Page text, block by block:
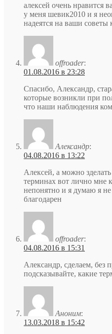
алексей очень нравится
у меня шевик2010 и я
надеятся на ваши советы
offroader:
01.08.2016 в 23:28
Спасибо, Александр,
которые возникли при
что наши наблюдения
Александр:
04.08.2016 в 13:22
Алексей, а можно зделать
терминах вот лично мне
непонятно и я думаю я
благодарен
offroader:
04.08.2016 в 15:31
Александр, сделаем, без
подсказывайте, какие
Аноним:
13.03.2018 в 15:42